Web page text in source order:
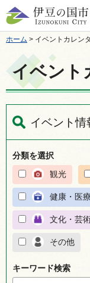
伊豆の国市
ホーム > イベントカレン
イベント
イベント情
分類を選択
観光
健康・医
文化・芸
その他
キーワード検索